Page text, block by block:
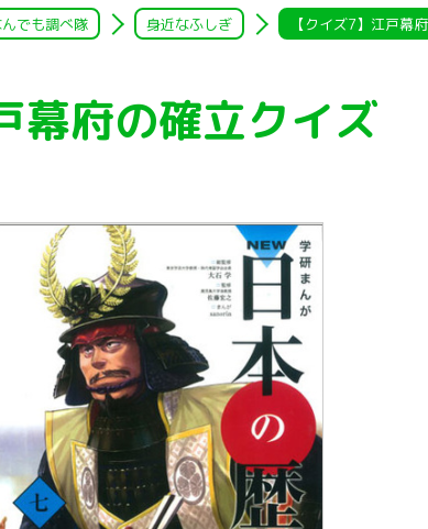
陸の動物
水の動物
身近なふしぎ
理科の実験
でも調べ隊 身近なふしぎ 【クイズ7】江戸幕
幕府の確立クイズ